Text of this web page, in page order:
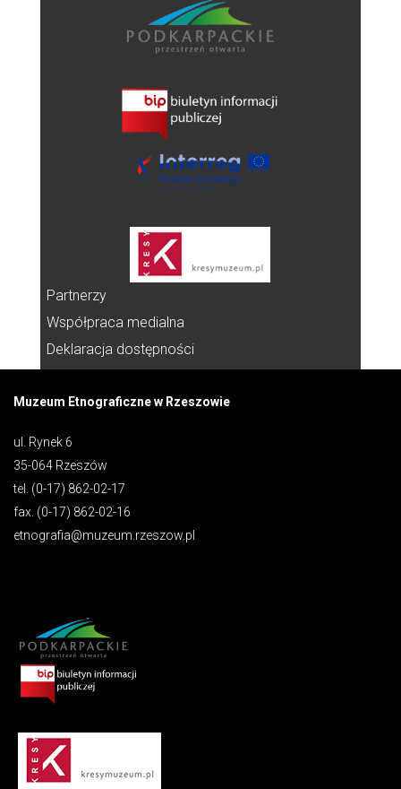
Partnerzy
Współpraca medialna
Deklaracja dostępności
Muzeum Etnograficzne w Rzeszowie
ul. Rynek 6
35-064 Rzeszów
tel. (0-17) 862-02-17
fax. (0-17) 862-02-16
etnografia@muzeum.rzeszow.pl